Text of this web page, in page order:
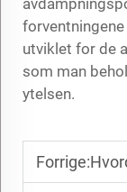
utviklet for de
som man
ytelsen.
Forrige:Hvordan